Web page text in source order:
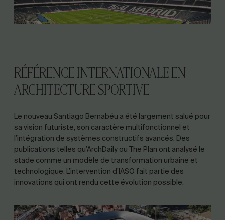
RÉFÉRENCE INTERNATIONALE EN
ARCHITECTURE SPORTIVE
Le nouveau Santiago Bernabéu a été largement salué pour
sa vision futuriste, son caractère multifonctionnel et
l’intégration de systèmes constructifs avancés. Des
publications telles qu’ArchDaily ou The Plan ont analysé le
stade comme un modèle de transformation urbaine et
technologique. L’intervention d’IASO fait partie des
innovations qui ont rendu cette évolution possible.